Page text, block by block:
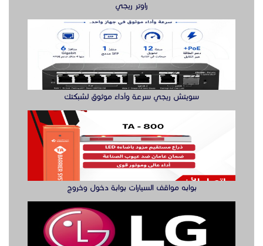
راوتر ريجي
سويتش ريجي سرعة وأداء موثوق لشبكتك
بوابه مواقف السيارات بوابة دخول وخروج